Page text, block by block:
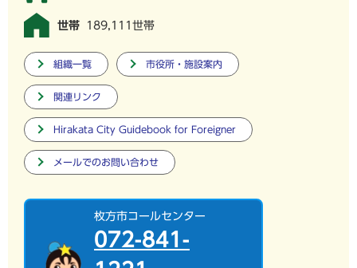
世帯 189,111世帯
組織一覧 市役所・施設案内
関連リンク
Hirakata City Guidebook for Foreigner
メールでのお問い合わせ
枚方市コールセンター
072-841-